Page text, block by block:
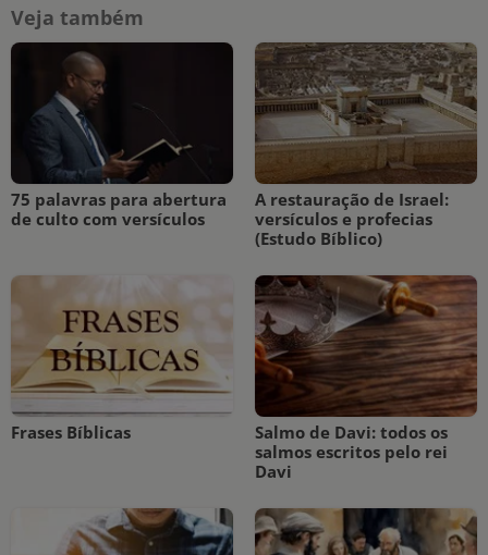
Veja também
75 palavras para abertura
de culto com versículos
A restauração de Israel:
versículos e profecias
(Estudo Bíblico)
Frases Bíblicas
Salmo de Davi: todos os
salmos escritos pelo rei
Davi